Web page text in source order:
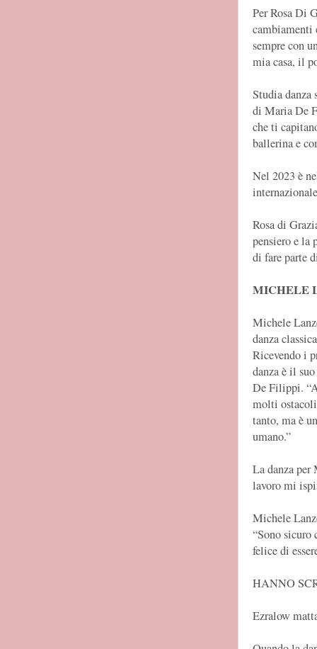
Per Rosa Di
cambiamenti
sempre con
mia casa, il
Studia
di Maria De
che ti
ballerina e
Nel 2023 è
Rosa di
pensiero e la
di fare parte
MICHELE
Michele
danza
Ricevendo i
danza è il
De Filippi.
molti ostacoli
tanto, ma è
umano.”
La danza
lavoro mi
Michele
“Sono sicuro
felice di
HANNO
Ezralow